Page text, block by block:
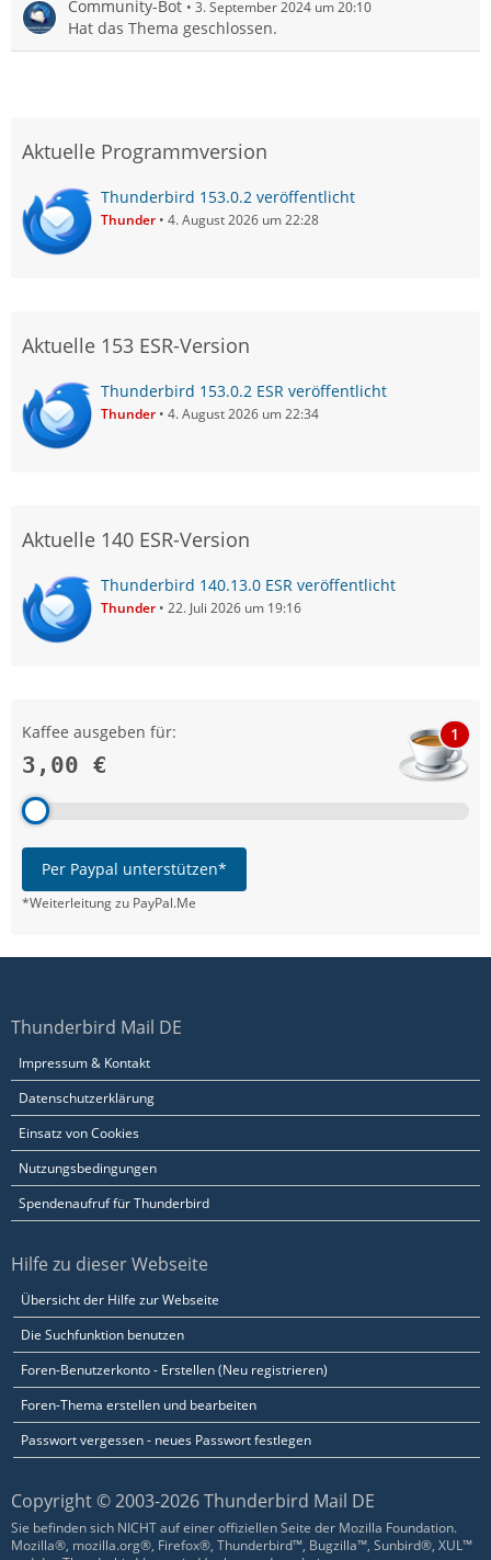
Community-Bot 3. September 2024 um 20:10
Hat das Thema geschlossen.
Aktuelle Programmversion
Thunderbird 153.0.2 veröffentlicht
Thunder 4. August 2026 um 22:28
Aktuelle 153 ESR-Version
Thunderbird 153.0.2 ESR veröffentlicht
Thunder 4. August 2026 um 22:34
Aktuelle 140 ESR-Version
Thunderbird 140.13.0 ESR veröffentlicht
Thunder 22. Juli 2026 um 19:16
Kaffee ausgeben für:
3,00 €
1
Per Paypal unterstützen*
*Weiterleitung zu PayPal.Me
Thunderbird Mail DE
Impressum & Kontakt
Datenschutzerklärung
Einsatz von Cookies
Nutzungsbedingungen
Spendenaufruf für Thunderbird
Hilfe zu dieser Webseite
Übersicht der Hilfe zur Webseite
Die Suchfunktion benutzen
Foren-Benutzerkonto - Erstellen (Neu registrieren)
Foren-Thema erstellen und bearbeiten
Passwort vergessen - neues Passwort festlegen
Copyright © 2003-2026 Thunderbird Mail DE
Sie befinden sich NICHT auf einer offiziellen Seite der Mozilla Foundation.
Mozilla®, mozilla.org®, Firefox®, Thunderbird™, Bugzilla™, Sunbird®, XUL™